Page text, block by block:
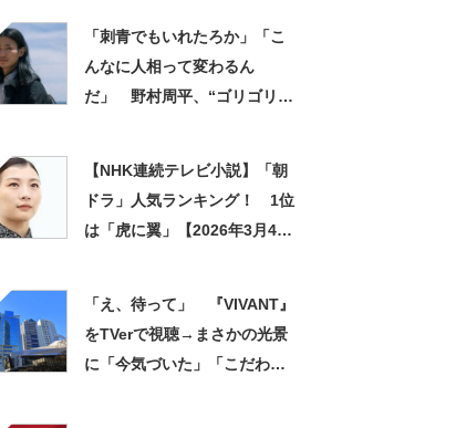
「刺青でもいれたろか」「こ
んなに人相って変わるん
だ」 野村周平、“ゴリゴリタ
【NHK連続テレビ小説】「朝
ドラ」人気ランキング！ 1位
は「虎に翼」【2026年3月4日
「え、待って」 『VIVANT』
をTVerで視聴→まさかの光景
に「今気づいた」「こだわり